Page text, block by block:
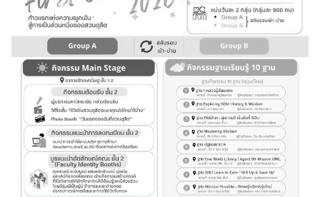
เอกสารประกอบการสอน
แนวปฏิบัติการคุ้มครองข้อมูลส่วนบุคคล (PDPA)
แบบฟอร์มสำหรับนักศึกษา
แบบฟอร์มสำหรับอาจารย์ / เจ้าหน้าที่
โครงสร้างหลักสูตร